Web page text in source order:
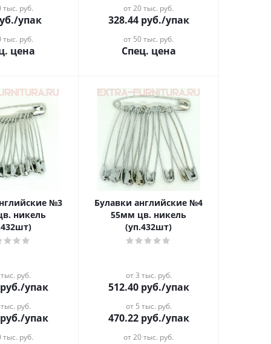
тыс. руб.
/упак
тыс. руб.
цена
от 20 тыс. руб.
328.44руб./упак
от 50 тыс. руб.
Спец. цена
№3
никель
руб.
/упак
руб.
/упак
тыс. руб.
Булавки английские №4
55мм цв. никель
(уп.432шт)
от 3 тыс. руб.
512.40руб./упак
от 5 тыс. руб.
470.22руб./упак
от 20 тыс. руб.